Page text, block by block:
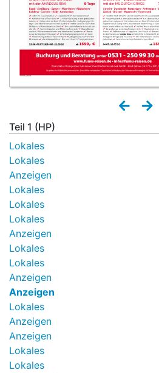
Teil 1 (HP)
Lokales
Lokales
Anzeigen
Lokales
Lokales
Lokales
Anzeigen
Lokales
Lokales
Anzeigen
Anzeigen
Lokales
Anzeigen
Anzeigen
Lokales
Lokales